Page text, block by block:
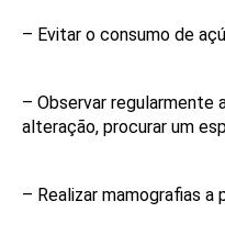
– Evitar o consumo de
– Observar regularmente
alteração, procurar um
– Realizar mamografias a